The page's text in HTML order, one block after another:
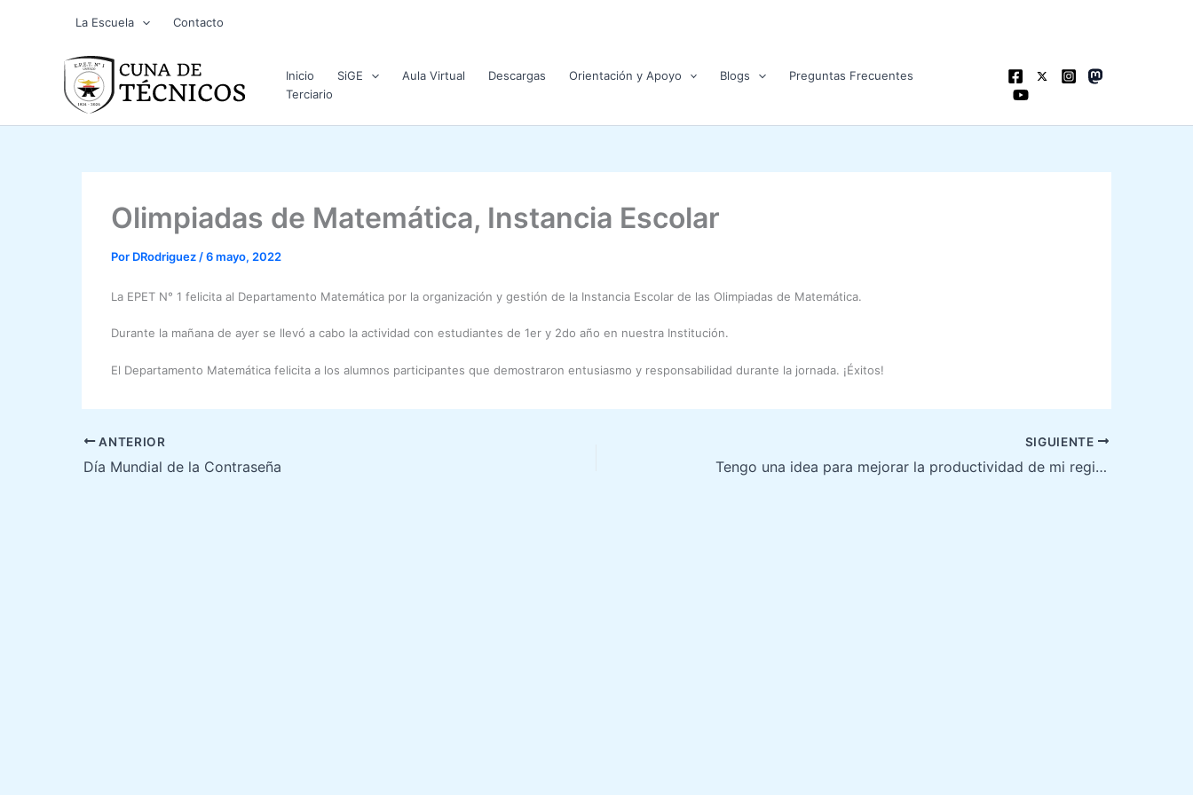
La Escuela Contacto
Inicio SiGE Aula Virtual Descargas Orientación y Apoyo Blogs
Preguntas Frecuentes
Terciario
Olimpiadas de Matemática, Instancia Escolar
Por DRodriguez /6 mayo, 2022
La EPET N° 1 felicita al Departamento Matemática por la organización y gestión de la Instancia Escolar de las Olimpiadas de Matemática.
Durante la mañana de ayer se llevó a cabo la actividad con estudiantes de 1er y 2do año en nuestra Institución.
El Departamento Matemática felicita a los alumnos participantes que demostraron entusiasmo y responsabilidad durante la jornada. ¡Éxitos!
ANTERIOR
Día Mundial de la Contraseña
SIGUIENTE
Tengo una idea para mejorar la productividad de mi región